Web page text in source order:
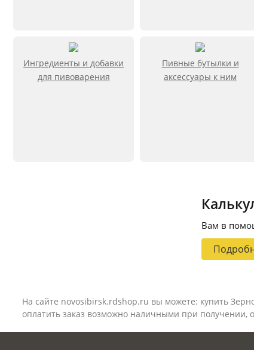
Ингредиенты и добавки
для пивоварения
Пивные бутылки и
аксессуары к ним
Вам в
На сайте novosibirsk.rdshop.ru вы можете: купить
оплатить заказ возможно наличными при получении,